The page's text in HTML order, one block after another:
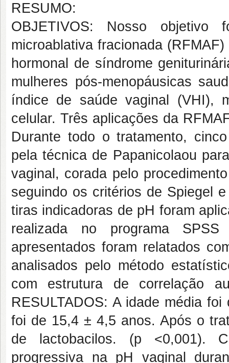
RESUMO:
OBJETIVOS: Nosso
microablativa fracionada
hormonal de síndrome
mulheres pós-menopáusicas
índice de saúde vaginal (VHI),
celular. Três aplicações da
Durante todo o tratamento,
pela técnica de Papanicolaou
vaginal, corada pelo
seguindo os critérios de Spiegel
tiras indicadoras de pH foram
realizada no programa
apresentados foram relatados
analisados pelo método
com estrutura de correlação
RESULTADOS: A idade média
foi de 15,4 ± 4,5 anos. Após o
de lactobacilos. (p <0,001).
progressiva na pH vaginal